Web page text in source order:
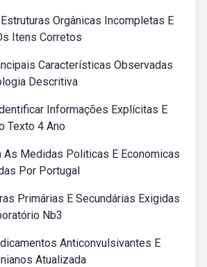
Orgânicas Incompletas E
Itens Corretos
Características Observadas
Descritiva
Informações Explícitas E
Texto 4 Ano
As Medidas Politicas E Economicas
Por Portugal
Primárias E Secundárias Exigidas
Nb3
Anticonvulsivantes E
Atualizada